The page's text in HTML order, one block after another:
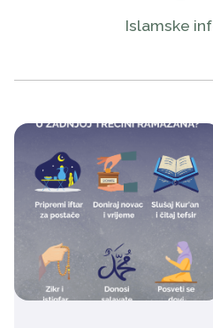
Islamske